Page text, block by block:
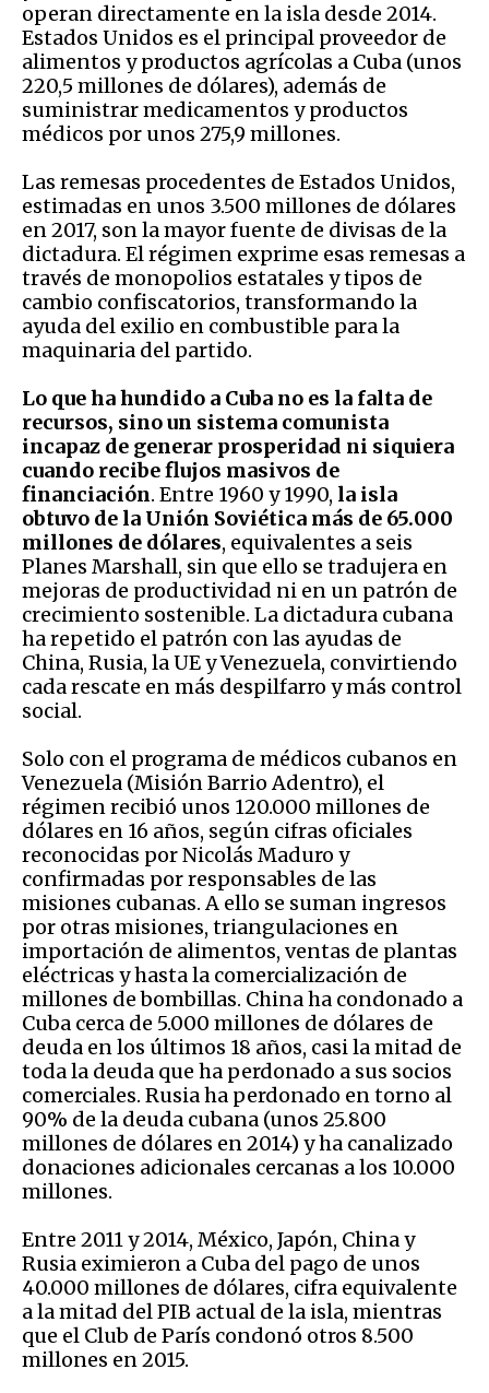
operan directamente en la isla desde 2014.
Estados Unidos es el principal proveedor de
alimentos y productos agrícolas a Cuba (unos
220,5 millones de dólares), además de
suministrar medicamentos y productos
médicos por unos 275,9 millones.
Las remesas procedentes de Estados Unidos,
estimadas en unos 3.500 millones de dólares
en 2017, son la mayor fuente de divisas de la
dictadura. El régimen exprime esas remesas a
través de monopolios estatales y tipos de
cambio confiscatorios, transformando la
ayuda del exilio en combustible para la
maquinaria del partido.
Lo que ha hundido a Cuba no es la falta de
recursos, sino un sistema comunista
incapaz de generar prosperidad ni siquiera
cuando recibe flujos masivos de
financiación. Entre 1960 y 1990, la isla
obtuvo de la Unión Soviética más de 65.000
millones de dólares, equivalentes a seis
Planes Marshall, sin que ello se tradujera en
mejoras de productividad ni en un patrón de
crecimiento sostenible. La dictadura cubana
ha repetido el patrón con las ayudas de
China, Rusia, la UE y Venezuela, convirtiendo
cada rescate en más despilfarro y más control
social.
Solo con el programa de médicos cubanos en
Venezuela (Misión Barrio Adentro), el
régimen recibió unos 120.000 millones de
dólares en 16 años, según cifras oficiales
reconocidas por Nicolás Maduro y
confirmadas por responsables de las
misiones cubanas. A ello se suman ingresos
por otras misiones, triangulaciones en
importación de alimentos, ventas de plantas
eléctricas y hasta la comercialización de
millones de bombillas. China ha condonado a
Cuba cerca de 5.000 millones de dólares de
deuda en los últimos 18 años, casi la mitad de
toda la deuda que ha perdonado a sus socios
comerciales. Rusia ha perdonado en torno al
90% de la deuda cubana (unos 25.800
millones de dólares en 2014) y ha canalizado
donaciones adicionales cercanas a los 10.000
millones.
Entre 2011 y 2014, México, Japón, China y
Rusia eximieron a Cuba del pago de unos
40.000 millones de dólares, cifra equivalente
a la mitad del PIB actual de la isla, mientras
que el Club de París condonó otros 8.500
millones en 2015.